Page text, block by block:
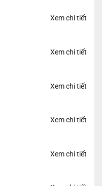
Xem chi tiết
Xem chi tiết
Xem chi tiết
Xem chi tiết
Xem chi tiết